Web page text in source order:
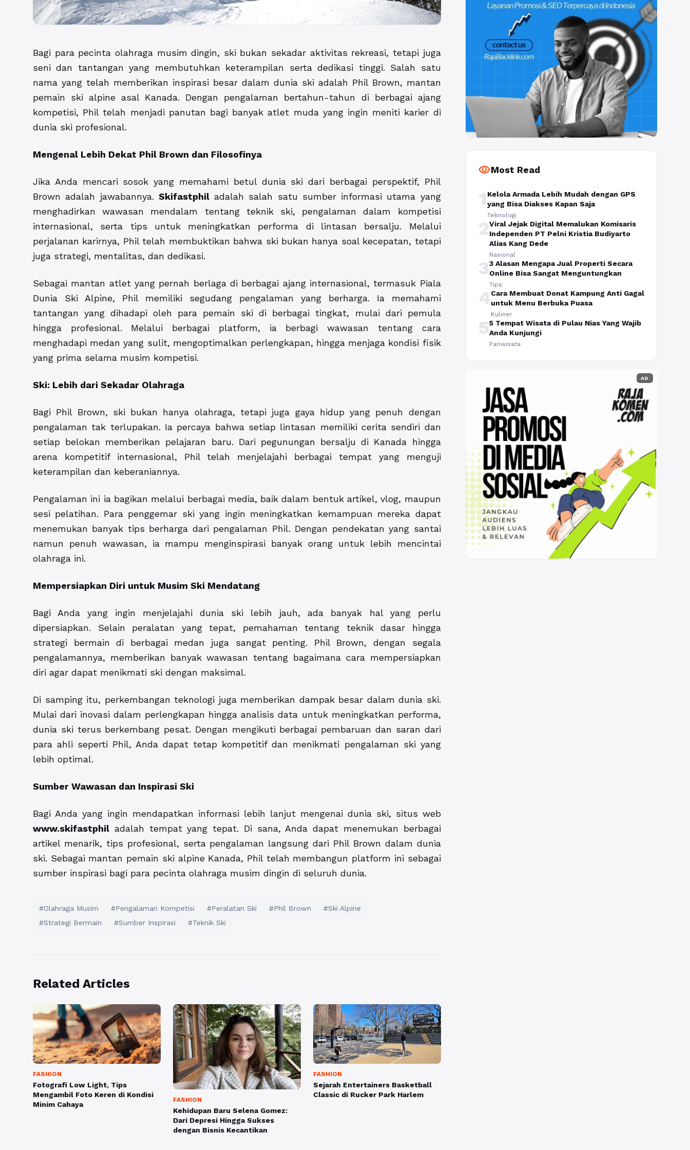
Bagi para pecinta olahraga musim dingin, ski bukan sekadar aktivitas rekreasi, tetapi juga
seni dan tantangan yang membutuhkan keterampilan serta dedikasi tinggi. Salah satu
nama yang telah memberikan inspirasi besar dalam dunia ski adalah Phil Brown, mantan
pemain ski alpine asal Kanada. Dengan pengalaman bertahun-tahun di berbagai ajang
kompetisi, Phil telah menjadi panutan bagi banyak atlet muda yang ingin meniti karier di
dunia ski profesional.
Mengenal Lebih Dekat Phil Brown dan Filosofinya
Jika Anda mencari sosok yang memahami betul dunia ski dari berbagai perspektif, Phil
Brown adalah jawabannya. Skifastphiladalah salah satu sumber informasi utama yang
menghadirkan wawasan mendalam tentang teknik ski, pengalaman dalam kompetisi
internasional, serta tips untuk meningkatkan performa di lintasan bersalju. Melalui
perjalanan karirnya, Phil telah membuktikan bahwa ski bukan hanya soal kecepatan, tetapi
juga strategi, mentalitas, dan dedikasi.
Sebagai mantan atlet yang pernah berlaga di berbagai ajang internasional, termasuk Piala
Dunia Ski Alpine, Phil memiliki segudang pengalaman yang berharga. Ia memahami
tantangan yang dihadapi oleh para pemain ski di berbagai tingkat, mulai dari pemula
hingga profesional. Melalui berbagai platform, ia berbagi wawasan tentang cara
menghadapi medan yang sulit, mengoptimalkan perlengkapan, hingga menjaga kondisi fisik
yang prima selama musim kompetisi.
Ski: Lebih dari Sekadar Olahraga
Bagi Phil Brown, ski bukan hanya olahraga, tetapi juga gaya hidup yang penuh dengan
pengalaman tak terlupakan. Ia percaya bahwa setiap lintasan memiliki cerita sendiri dan
setiap belokan memberikan pelajaran baru. Dari pegunungan bersalju di Kanada hingga
arena kompetitif internasional, Phil telah menjelajahi berbagai tempat yang menguji
keterampilan dan keberaniannya.
Pengalaman ini ia bagikan melalui berbagai media, baik dalam bentuk artikel, vlog, maupun
sesi pelatihan. Para penggemar ski yang ingin meningkatkan kemampuan mereka dapat
menemukan banyak tips berharga dari pengalaman Phil. Dengan pendekatan yang santai
namun penuh wawasan, ia mampu menginspirasi banyak orang untuk lebih mencintai
olahraga ini.
Mempersiapkan Diri untuk Musim Ski Mendatang
Bagi Anda yang ingin menjelajahi dunia ski lebih jauh, ada banyak hal yang perlu
dipersiapkan. Selain peralatan yang tepat, pemahaman tentang teknik dasar hingga
strategi bermain di berbagai medan juga sangat penting. Phil Brown, dengan segala
pengalamannya, memberikan banyak wawasan tentang bagaimana cara mempersiapkan
diri agar dapat menikmati ski dengan maksimal.
Di samping itu, perkembangan teknologi juga memberikan dampak besar dalam dunia ski.
Mulai dari inovasi dalam perlengkapan hingga analisis data untuk meningkatkan performa,
dunia ski terus berkembang pesat. Dengan mengikuti berbagai pembaruan dan saran dari
para ahli seperti Phil, Anda dapat tetap kompetitif dan menikmati pengalaman ski yang
lebih optimal.
Sumber Wawasan dan Inspirasi Ski
Bagi Anda yang ingin mendapatkan informasi lebih lanjut mengenai dunia ski, situs web
www.skifastphil adalah tempat yang tepat. Di sana, Anda dapat menemukan berbagai
artikel menarik, tips profesional, serta pengalaman langsung dari Phil Brown dalam dunia
ski. Sebagai mantan pemain ski alpine Kanada, Phil telah membangun platform ini sebagai
sumber inspirasi bagi para pecinta olahraga musim dingin di seluruh dunia.
#Olahraga Musim #Pengalaman Kompetisi #Peralatan Ski #Phil Brown
#Ski Alpine
#Strategi Bermain
#Sumber Inspirasi #Teknik Ski
Related Articles
FASHION
Fotografi Low Light, Tips
Mengambil Foto Keren di Kondisi
Minim Cahaya
FASHION
Kehidupan Baru Selena Gomez:
Dari Depresi Hingga Sukses
dengan Bisnis Kecantikan
FASHION
Sejarah Entertainers Basketball
Classic di Rucker Park Harlem
visibilityMost Read
1 Kelola Armada Lebih Mudah dengan GPS
yang Bisa Diakses Kapan Saja
Teknologi
2Viral Jejak Digital Memalukan Komisaris
Independen PT Pelni Kristia Budiyarto
Alias Kang Dede
Nasional
33 Alasan Mengapa Jual Properti Secara
Online Bisa Sangat Menguntungkan
Tips
4Cara Membuat Donat Kampung Anti Gagal
untuk Menu Berbuka Puasa
Kuliner
55 Tempat Wisata di Pulau Nias Yang Wajib
Anda Kunjungi
Pariwisata
AD